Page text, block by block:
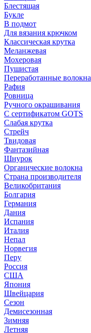
Блестящая
Букле
В подмот
Для вязания крючком
Классическая крутка
Меланжевая
Мохеровая
Пушистая
Переработанные волокна
Рафия
Ровница
Ручного окрашивания
С сертификатом GOTS
Слабая крутка
Стрейч
Твидовая
Фантазийная
Шнурок
Органические волокна
Страна производителя
Великобритания
Болгария
Германия
Дания
Испания
Италия
Непал
Норвегия
Перу
Россия
США
Япония
Швейцария
Сезон
Демисезонная
Зимняя
Летняя